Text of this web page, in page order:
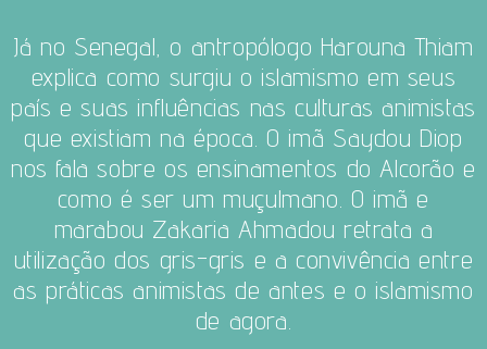
Já no Senegal, o antropólogo Harouna Thiam
explica como surgiu o islamismo em seus
país e suas influências nas culturas animistas
que existiam na época. O imã Saydou Diop
nos fala sobre os ensinamentos do Alcorão e
como é ser um muçulmano. O imã e
marabou Zakaria Ahmadou retrata a
utilização dos gris-gris e a convivência entre
as práticas animistas de antes e o islamismo
de agora.